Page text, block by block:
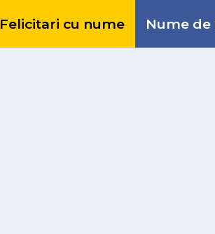
Felicitari cu nume Nume de